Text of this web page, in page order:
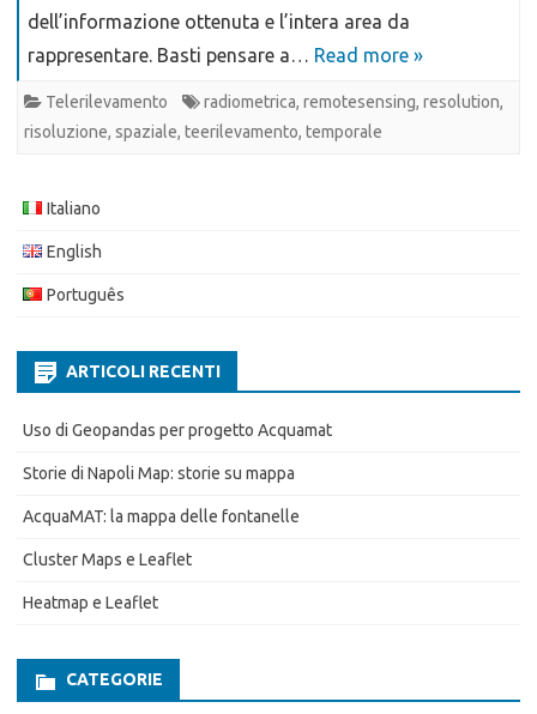
dell’informazione ottenuta e l’intera area da
rappresentare. Basti pensare a… Read more »
Telerilevamento radiometrica, remotesensing, resolution,
risoluzione, spaziale, teerilevamento, temporale
Italiano
English
Português
ARTICOLI RECENTI
Uso di Geopandas per progetto Acquamat
Storie di Napoli Map: storie su mappa
AcquaMAT: la mappa delle fontanelle
Cluster Maps e Leaflet
Heatmap e Leaflet
CATEGORIE